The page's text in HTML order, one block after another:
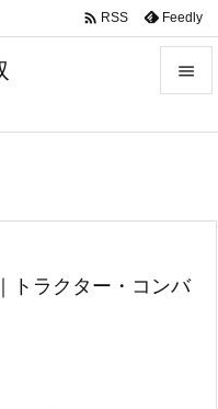



 RSS Feedly
トラクター・コンバ